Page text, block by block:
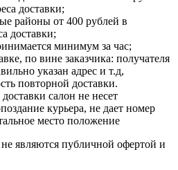
доставки;
районы от 400 рублей в
доставки;
минимум за час;
по вине заказчика: получателя
указан адрес и т.д,
повторной доставки.
салон не несет
курьера, не дает номер
место положение
являются публичной офертой и